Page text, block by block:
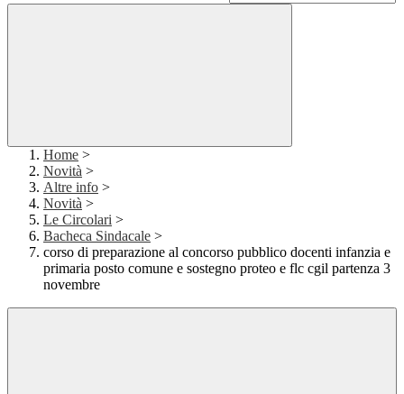
Home >
Novità >
Altre info >
Novità >
Le Circolari >
Bacheca Sindacale >
corso di preparazione al concorso pubblico docenti infanzia e
primaria posto comune e sostegno proteo e flc cgil partenza 3
novembre